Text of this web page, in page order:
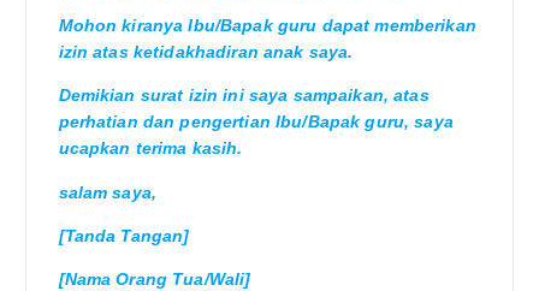
Mohon kiranya Ibu/Bapak guru dapat memberikan
izin atas ketidakhadiran anak saya.
Demikian surat izin ini saya sampaikan, atas
perhatian dan pengertian Ibu/Bapak guru, saya
ucapkan terima kasih.
salam saya,
[Tanda Tangan]
[Nama Orang Tua/Wali]